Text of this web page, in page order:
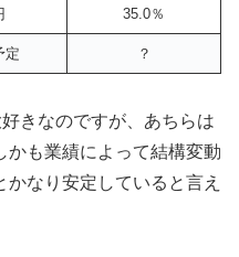
35.0％
定 ？
きなのですが、あちらは
かも業績によって結構変動
なり安定していると言え